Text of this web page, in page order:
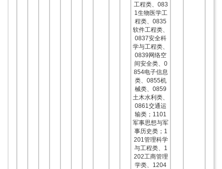
工程类、083
1生物医学工
程类、0835
软件工程类、
0837安全科
学与工程类、
0839网络空
间安全类、0
854电子信息
类、0855机
械类、0859
土木水利类、
0861交通运
输类；1101
军事思想与军
事历史类；1
201管理科学
与工程类、1
202工商管理
学类、1204